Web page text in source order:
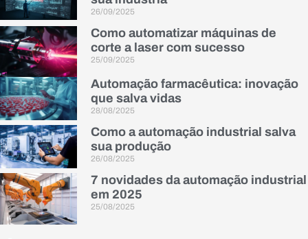
26/09/2025
Como automatizar máquinas de
corte a laser com sucesso
25/09/2025
Automação farmacêutica: inovação
que salva vidas
28/08/2025
Como a automação industrial salva
sua produção
26/08/2025
7 novidades da automação industrial
em 2025
25/08/2025